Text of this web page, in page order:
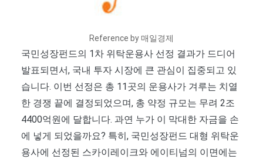
Reference by 매일경제
국민성장펀드의 1차 위탁운용사 선정 결과가 드디어
발표되면서, 국내 투자 시장에 큰 관심이 집중되고 있
습니다. 이번 선정은 총 11곳의 운용사가 겨루는 치열
한 경쟁 끝에 결정되었으며, 총 약정 규모는 무려 2조
4400억원에 달합니다. 과연 누가 이 막대한 자금을 손
에 넣게 되었을까요? 특히, 국민성장펀드 대형 위탁운
용사에 선정된 스카이레이크와 에이티넘의 이면에는